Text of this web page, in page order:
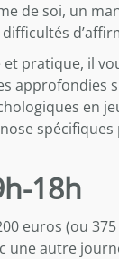
de soi, un
pratique, il
approfondies
en
18h
euros (ou 375
une autre